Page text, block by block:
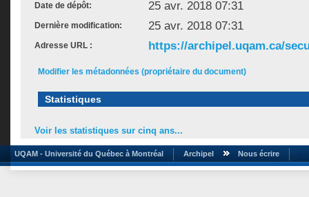
Date de dépôt: 25 avr. 2018 07:31
Dernière modification: 25 avr. 2018 07:31
Adresse URL : https://archipel.uqam.ca/
Modifier les métadonnées (propriétaire du document)
Statistiques
Voir les statistiques sur cinq ans...
UQAM - Université du Québec à Montréal Archipel Nous écrire